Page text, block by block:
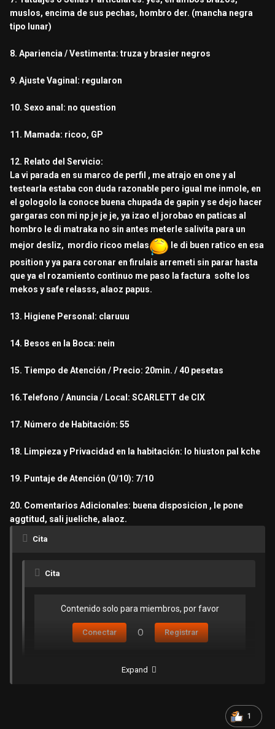
muslos, encima de sus pechas, hombro der. (mancha negra
tipo lunar)
8. Apariencia / Vestimenta: truza y brasier negros
9. Ajuste Vaginal: regularon
10. Sexo anal: no question
11. Mamada: ricoo, GP
12. Relato del Servicio:
La vi parada en su marco de perfil , me atrajo en one y al
testearla estaba con duda razonable pero igual me inmole, en
el gologolo la conoce buena chupada de gapin y se dejo hacer
gargaras con mi np je je je, ya izao el jorobao en paticas al
hombro le di matraka no sin antes meterle salivita para un
mejor desliz, mordio ricoo melas
le di buen ratico en esa
position y ya para coronar en firulais arremeti sin parar hasta
que ya el rozamiento continuo me paso la factura solte los
mekos y safe relasss, alaoz papus.
13. Higiene Personal: claruuu
14. Besos en la Boca: nein
15. Tiempo de Atención / Precio: 20min. / 40 pesetas
16.Telefono / Anuncia / Local: SCARLETT de CIX
17. Número de Habitación: 55
18. Limpieza y Privacidad en la habitación: lo hiuston pal kche
19. Puntaje de Atención (0/10): 7/10
20. Comentarios Adicionales: buena disposicion , le pone
aggtitud, sali jueliche, alaoz.
Cita
Cita
Contenido solo para miembros, por favor
Conectar O Registrar
Expand
1